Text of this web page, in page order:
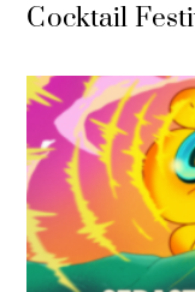
Cocktail